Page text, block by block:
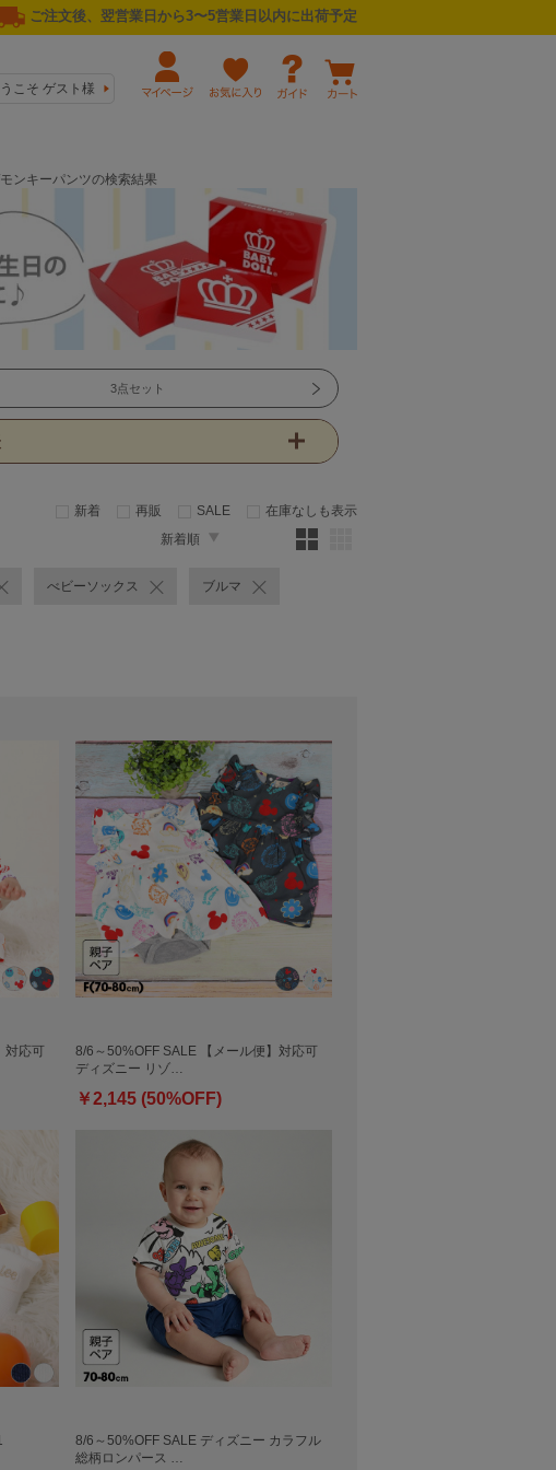
ご注文後、翌営業日から3〜5営業日以内に出荷予定
こそ ゲスト様
ンキーパンツの検索結果
3点セット
新着 再販 SALE
在庫なしも表示
新着順
べビーソックス ブルマ
対応可
8/6～50%OFF SALE 【メール便】対応可
ディズニー リゾ…
￥2,145 (50%OFF)
8/6～50%OFF SALE ディズニー カラフル
総柄ロンパース …